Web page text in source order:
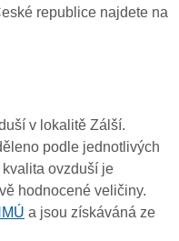
republice najdete na
v lokalitě Zálší.
podle jednotlivých
ovzduší je
hodnocené veličiny.
a jsou získáváná ze